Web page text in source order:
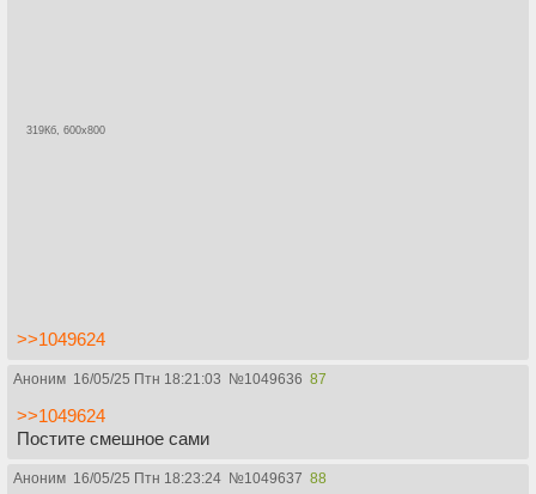
319Кб, 600x800
>>1049624
Аноним 16/05/25 Птн 18:21:03 №1049636 87
>>1049624
Постите смешное сами
Аноним 16/05/25 Птн 18:23:24 №1049637 88